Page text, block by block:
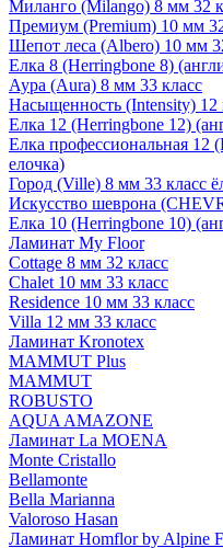
Миланго (Milango) 8 мм 32
Премиум (Premium) 10 мм
Шепот леса (Albero) 10 мм
Елка 8 (Herringbone 8)
Аура (Aura) 8 мм 33 класс
Насыщенность (Intensity) 12
Елка 12 (Herringbone 12)
Елка профессиональная 12
елочка)
Город (Ville) 8 мм 33 класс
Искусство шеврона
Елка 10 (Herringbone 10)
Ламинат My Floor
Cottage 8 мм 32 класс
Chalet 10 мм 33 класс
Residence 10 мм 33 класс
Villa 12 мм 33 класс
Ламинат Kronotex
MAMMUT Plus
MAMMUT
ROBUSTO
AQUA AMAZONE
Ламинат La MOENA
Monte Cristallo
Bellamonte
Bella Marianna
Valoroso Hasan
Ламинат Homflor by Alpine